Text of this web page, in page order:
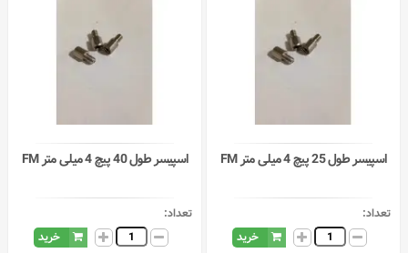
اسپیسر طول 25 پیچ 4 میلی متر FM
تعداد:
خرید
اسپیسر طول 40 پیچ 4 میلی متر FM
تعداد:
خرید